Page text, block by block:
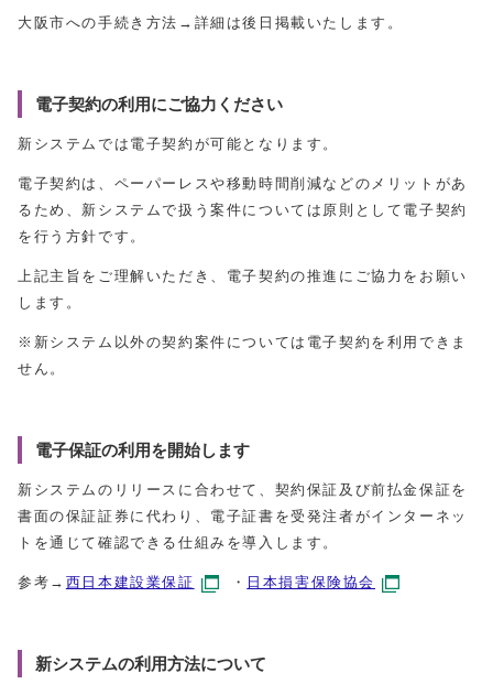
大阪市への手続き方法→詳細は後日掲載いたします。
電子契約の利用にご協力ください
新システムでは電子契約が可能となります。
電子契約は、ペーパーレスや移動時間削減などのメリットがあ
るため、新システムで扱う案件については原則として電子契約
を行う方針です。
上記主旨をご理解いただき、電子契約の推進にご協力をお願い
します。
※新システム以外の契約案件については電子契約を利用できま
せん。
電子保証の利用を開始します
新システムのリリースに合わせて、契約保証及び前払金保証を
書面の保証証券に代わり、電子証書を受発注者がインターネッ
トを通じて確認できる仕組みを導入します。
参考→ 西日本建設業保証 ・ 日本損害保険協会
新システムの利用方法について